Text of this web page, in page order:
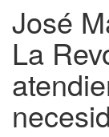
José
La